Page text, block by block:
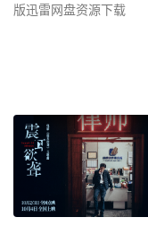
版迅雷网盘资源下载